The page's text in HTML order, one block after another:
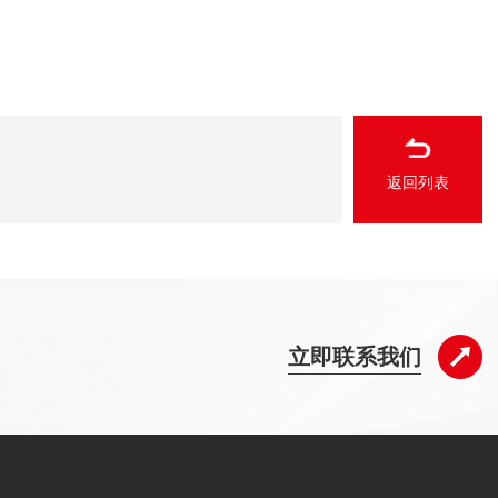
返回列表
立即联系我们